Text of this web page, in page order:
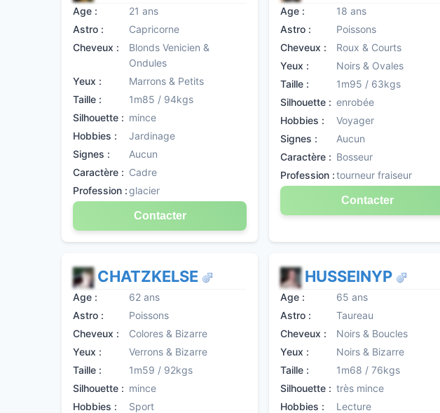
Age :
21 ans
Astro :
Capricorne
Cheveux :
Blonds Venicien &
Ondules
Yeux :
Marrons & Petits
Taille :
1m85 / 94kgs
Silhouette : mince
Hobbies :
Jardinage
Signes :
Aucun
Caractère : Cadre
Profession :glacier
Contacter
Age :
18 ans
Astro :
Poissons
Cheveux :
Roux & Courts
Yeux :
Noirs & Ovales
Taille :
1m95 / 63kgs
Silhouette : enrobée
Hobbies :
Voyager
Signes :
Aucun
Caractère : Bosseur
Profession :tourneur fraiseur
Contacter
CHATZKELSE
Age :
62 ans
Astro :
Poissons
Cheveux :
Colores & Bizarre
Yeux :
Verrons & Bizarre
Taille :
1m59 / 92kgs
Silhouette : mince
Hobbies :
Sport
HUSSEINYP
Age :
65 ans
Astro :
Taureau
Cheveux :
Noirs & Boucles
Yeux :
Noirs & Bizarre
Taille :
1m68 / 76kgs
Silhouette : très mince
Hobbies :
Lecture